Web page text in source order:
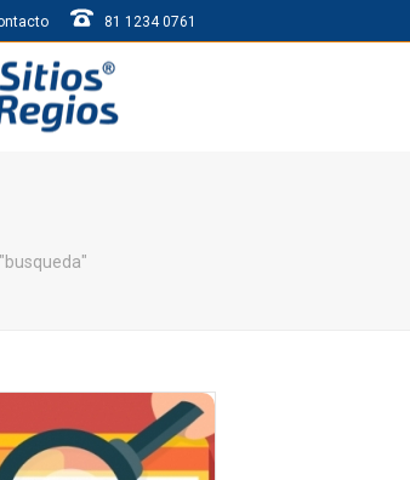
81 1234 0761